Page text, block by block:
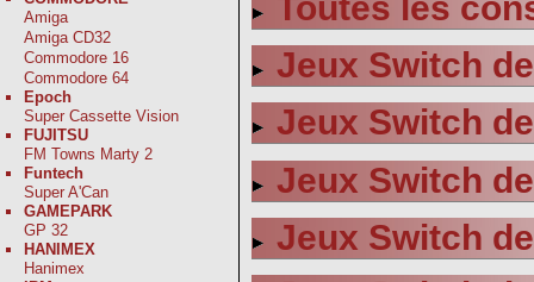
Amiga
Amiga CD32
Commodore 16
Commodore 64
Epoch
Super Cassette Vision
FUJITSU
FM Towns Marty 2
Funtech
Super A'Can
GAMEPARK
GP 32
HANIMEX
Hanimex
Jeux Switch
Jeux Switch
Jeux Switch
Jeux Switch